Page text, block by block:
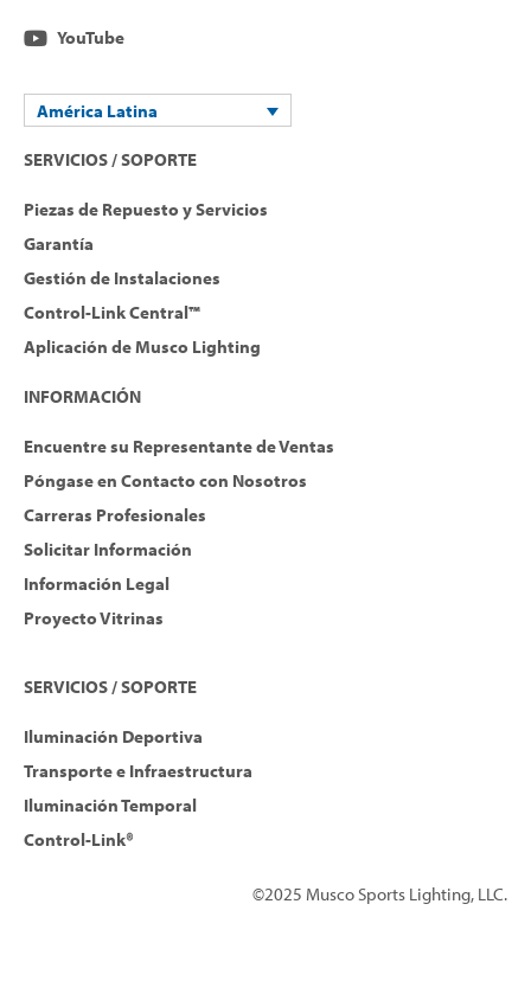
YouTube
América Latina
SERVICIOS / SOPORTE
Piezas de Repuesto y Servicios
Garantía
Gestión de Instalaciones
Control-Link Central™
Aplicación de Musco Lighting
INFORMACIÓN
Encuentre su Representante de Ventas
Póngase en Contacto con Nosotros
Carreras Profesionales
Solicitar Información
Información Legal
Proyecto Vitrinas
SERVICIOS / SOPORTE
Iluminación Deportiva
Transporte e Infraestructura
Iluminación Temporal
Control-Link®
©2025 Musco Sports Lighting, LLC.